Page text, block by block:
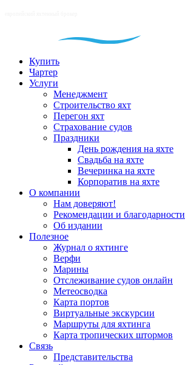
Купить
Чартер
Услуги
Менеджмент
Строительство яхт
Перегон яхт
Страхование судов
Праздники
День рождения на яхте
Свадьба на яхте
Вечеринка на яхте
Корпоратив на яхте
О компании
Нам доверяют!
Рекомендации и благодарности
Об издании
Полезное
Журнал о яхтинге
Верфи
Марины
Отслеживание судов онлайн
Метеосводка
Карта портов
Виртуальные экскурсии
Маршруты для яхтинга
Карта тропических штормов
Связь
Представительства